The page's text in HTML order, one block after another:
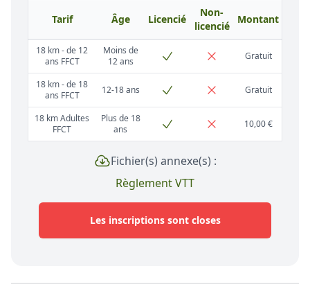
Tarif Âge Licencié
Non-
licencié
Montant
18 km - de 12
ans FFCT
Moins de
12 ans
Gratuit
18 km - de 18
ans FFCT
12-18 ans Gratuit
18 km Adultes
FFCT
Plus de 18
ans
10,00 €
Fichier(s) annexe(s) :
Règlement VTT
Les inscriptions sont closes